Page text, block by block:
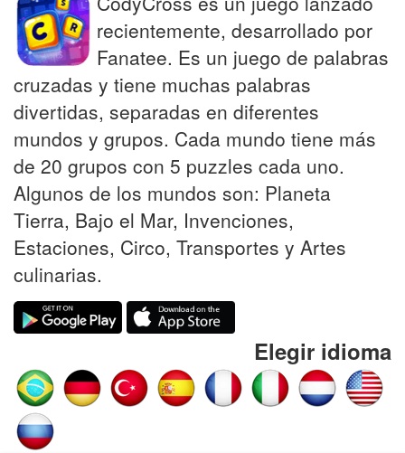
recientemente, desarrollado por
Fanatee. Es un juego de palabras
cruzadas y tiene muchas palabras
divertidas, separadas en diferentes
mundos y grupos. Cada mundo tiene más
de 20 grupos con 5 puzzles cada uno.
Algunos de los mundos son: Planeta
Tierra, Bajo el Mar, Invenciones,
Estaciones, Circo, Transportes y Artes
culinarias.
Elegir idioma